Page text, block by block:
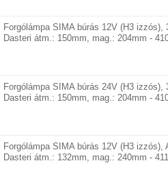
Forgólámpa SIMA búrás 12V (H3
Dasteri átm.: 150mm, mag.: 204mm -
Forgólámpa SIMA búrás 24V (H3
Dasteri átm.: 150mm, mag.: 204mm -
Forgólámpa SIMA búrás 12V (H3
Dasteri átm.: 132mm, mag.: 240mm -